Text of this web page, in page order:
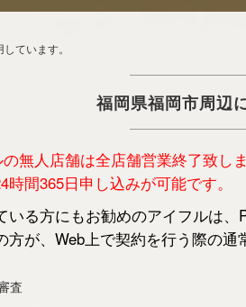
ています。
福岡県福岡市周辺
無人店舗は全店舗営業終了致しま
間365日申し込みが可能です。
る方にもお勧めのアイフルは
が、Web上で契約を行う際の通
査